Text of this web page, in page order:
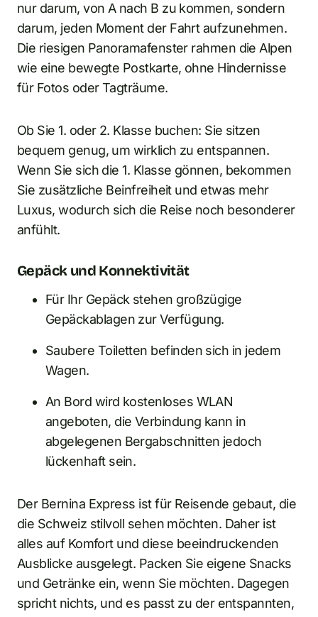
nur darum, von A nach B zu kommen, sondern
darum, jeden Moment der Fahrt aufzunehmen.
Die riesigen Panoramafenster rahmen die Alpen
wie eine bewegte Postkarte, ohne Hindernisse
für Fotos oder Tagträume.
Ob Sie 1. oder 2. Klasse buchen: Sie sitzen
bequem genug, um wirklich zu entspannen.
Wenn Sie sich die 1. Klasse gönnen, bekommen
Sie zusätzliche Beinfreiheit und etwas mehr
Luxus, wodurch sich die Reise noch besonderer
anfühlt.
Gepäck und Konnektivität
Für Ihr Gepäck stehen großzügige
Gepäckablagen zur Verfügung.
Saubere Toiletten befinden sich in jedem
Wagen.
An Bord wird kostenloses WLAN
angeboten, die Verbindung kann in
abgelegenen Bergabschnitten jedoch
lückenhaft sein.
Der Bernina Express ist für Reisende gebaut, die
die Schweiz stilvoll sehen möchten. Daher ist
alles auf Komfort und diese beeindruckenden
Ausblicke ausgelegt. Packen Sie eigene Snacks
und Getränke ein, wenn Sie möchten. Dagegen
spricht nichts, und es passt zu der entspannten,